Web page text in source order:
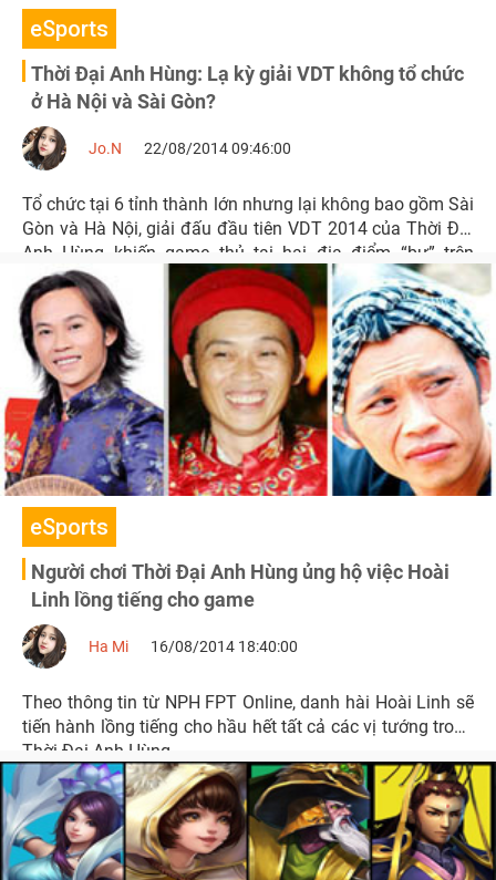
eSports
Thời Đại Anh Hùng: Lạ kỳ giải VDT không tổ chức
ở Hà Nội và Sài Gòn?
Jo.N 22/08/2014 09:46:00
Tổ chức tại 6 tỉnh thành lớn nhưng lại không bao gồm Sài
Gòn và Hà Nội, giải đấu đầu tiên VDT 2014 của Thời Đại
Anh Hùng khiến game thủ tại hai địa điểm “bự” trên
không khỏi “đắng lòng” lên tiếng.
eSports
Người chơi Thời Đại Anh Hùng ủng hộ việc Hoài
Linh lồng tiếng cho game
Ha Mi 16/08/2014 18:40:00
Theo thông tin từ NPH FPT Online, danh hài Hoài Linh sẽ
tiến hành lồng tiếng cho hầu hết tất cả các vị tướng trong
Thời Đại Anh Hùng.